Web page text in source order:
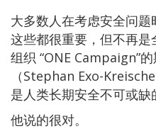
大多数人在考虑安全问题
这些都很重要，但不再
组织 “ONE Campaign”
（Stephan Exo-
是人类长期安全不可或缺
他说的很对。